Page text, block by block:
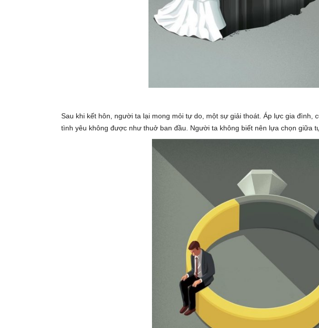
Sau khi kết hôn, người ta lại mong mỏi tự do, một sự giải thoát. Áp lực gia đình,
tình yêu không được như thuở ban đầu. Người ta không biết nên lựa chọn giữa